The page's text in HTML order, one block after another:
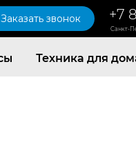
Заказать звонок +7
Санкт-
Техника для